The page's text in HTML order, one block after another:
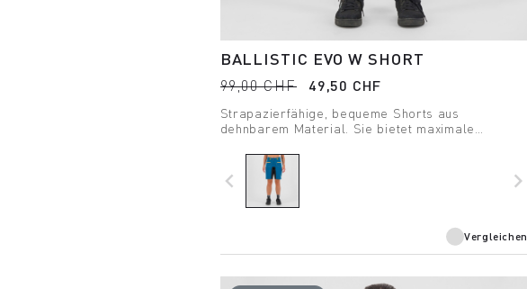
BALLISTIC EVO W SHORT
99,00 CHF 49,50 CHF
Strapazierfähige, bequeme Shorts aus
dehnbarem Material. Sie bietet maximale
ist äußerst bequem und eignet sie sich perfekt
selbst für die anspruchsvollsten Touren.
navigate_before navigate_next
Vergleichen